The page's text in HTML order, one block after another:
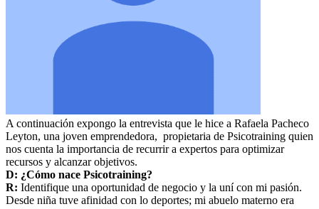
A continuación expongo la entrevista que le hice a Rafaela Pacheco
Leyton, una joven emprendedora, propietaria de Psicotraining quien
nos cuenta la importancia de recurrir a expertos para optimizar
recursos y alcanzar objetivos.
D: ¿Cómo nace Psicotraining?
R: Identifique una oportunidad de negocio y la uní con mi pasión.
Desde niña tuve afinidad con lo deportes; mi abuelo materno era